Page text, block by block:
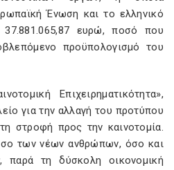
Ένωση και το ελληνικό
37.881.065,87 ευρώ, ποσό που
προϋπολογισμό του
Επιχειρηματικότητα»,
για την αλλαγή του προτύπου
στροφή προς την καινοτομία.
των νέων ανθρώπων, όσο και
παρά τη δύσκολη οικονομική